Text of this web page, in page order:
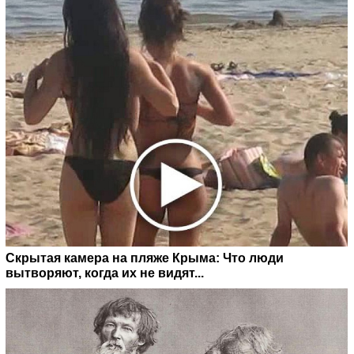
Скрытая камера на пляже Крыма: Что люди
вытворяют, когда их не видят...